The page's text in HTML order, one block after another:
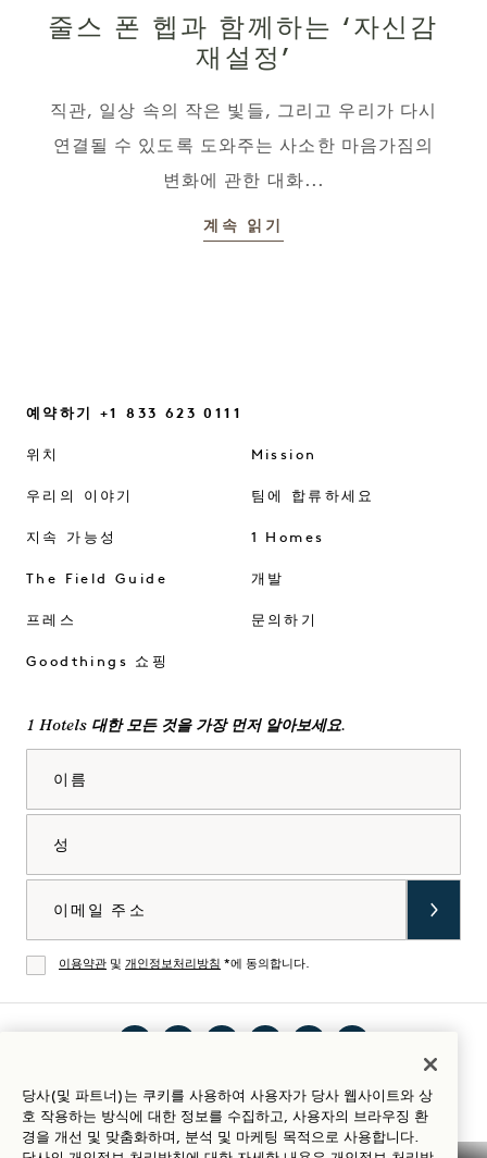
줄스 폰 헵과 함께하는 ‘자신감
재설정’
직관, 일상 속의 작은 빛들, 그리고 우리가 다시
연결될 수 있도록 도와주는 사소한 마음가짐의
변화에 관한 대화...
계속 읽기
예약하기 +1 833 623 0111
위치
우리의 이야기
지속 가능성
The Field Guide
프레스
Goodthings 쇼핑
Mission
팀에 합류하세요
1 Homes
개발
문의하기
1 Hotels 대한 모든 것을 가장 먼저 알아보세요.
동의
이용약관 및 개인정보처리방침 *에 동의합니다.
타그
램에
에서
1
스북
에서
브에
서 1
드인
에서
에서
1
숙박 가이드
당사(및 파트너)는 쿠키를 사용하여 사용자가 당사 웹사이트와 상
호 작용하는 방식에 대한 정보를 수집하고, 사용자의 브라우징 환
경을 개선 및 맞춤화하며, 분석 및 마케팅 목적으로 사용합니다.